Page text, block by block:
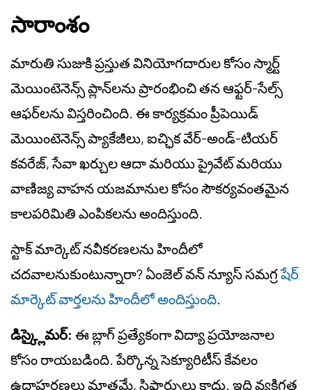
సారాంశం
మారుతి సుజుకి ప్రస్తుత వినియోగదారుల కోసం స్మార్ట్
మెయింటెనెన్స్ ప్లాన్‌లను ప్రారంభించి తన ఆఫ్టర్-సేల్స్
ఆఫర్‌లను విస్తరించింది. ఈ కార్యక్రమం ప్రీపెయిడ్
మెయింటెనెన్స్ ప్యాకేజీలు, ఐచ్ఛిక వేర్-అండ్-టియర్
కవరేజ్, సేవా ఖర్చుల ఆదా మరియు ప్రైవేట్ మరియు
వాణిజ్య వాహన యజమానుల కోసం సౌకర్యవంతమైన
కాలపరిమితి ఎంపికలను అందిస్తుంది.
స్టాక్ మార్కెట్ నవీకరణలను హిందీలో
చదవాలనుకుంటున్నారా? ఏంజెల్ వన్ న్యూస్ సమగ్రషేర్
మార్కెట్ వార్తలను హిందీలో అందిస్తుంది.
డిస్క్లైమర్: ఈ బ్లాగ్ ప్రత్యేకంగా విద్యా ప్రయోజనాల
కోసం రాయబడింది. పేర్కొన్న సెక్యూరిటీస్ కేవలం
ఉదాహరణలు మాత్రమే, సిఫార్సులు కాదు. ఇది వ్యక్తిగత